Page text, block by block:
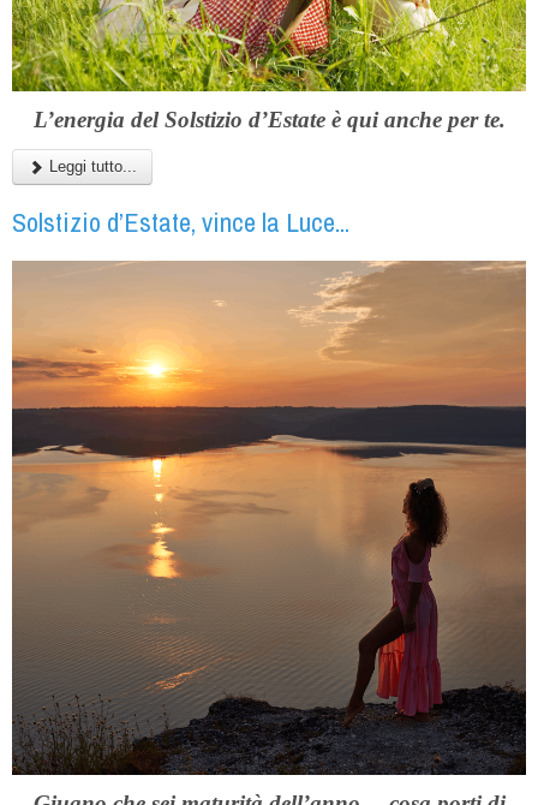
L’energia del Solstizio d’Estate è qui anche per te.
Leggi tutto...
Solstizio d’Estate, vince la Luce...